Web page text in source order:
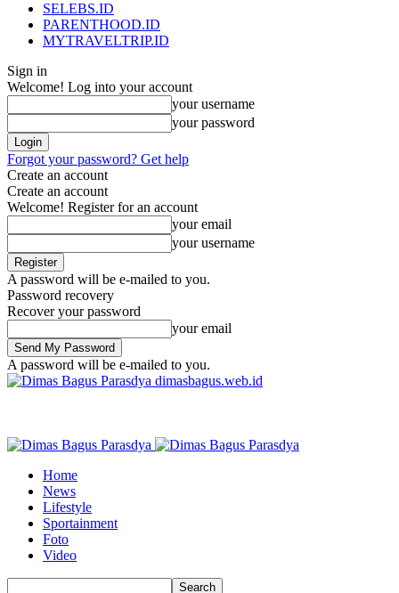
SELEBS.ID
PARENTHOOD.ID
MYTRAVELTRIP.ID
Sign in
Welcome! Log into your account
your username
your password
Forgot your password? Get help
Create an account
Create an account
Welcome! Register for an account
your email
your username
A password will be e-mailed to you.
Password recovery
Recover your password
your email
A password will be e-mailed to you.
dimasbagus.web.id
Home
News
Lifestyle
Sportainment
Foto
Video